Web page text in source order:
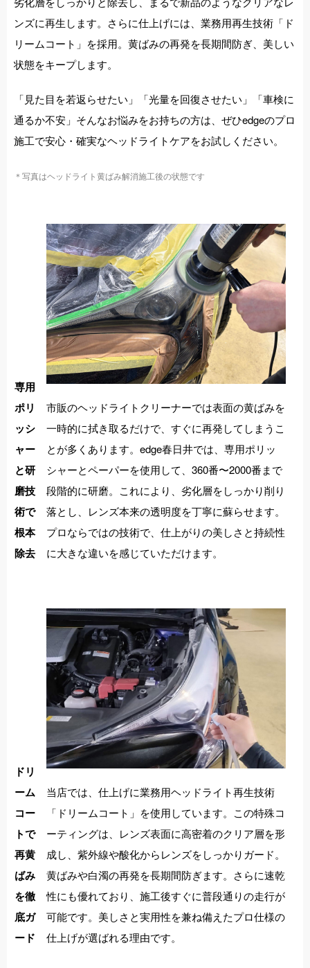
ンズに再生します。さらに仕上げには、業務用再生技術「ド
リームコート」を採用。黄ばみの再発を長期間防ぎ、美しい
状態をキープします。
「見た目を若返らせたい」「光量を回復させたい」「車検に
通るか不安」そんなお悩みをお持ちの方は、ぜひedgeのプロ
施工で安心・確実なヘッドライトケアをお試しください。
＊写真はヘッドライト黄ばみ解消施工後の状態です
専用
ポリ
ッシ
ャー
と研
磨技
術で
根本
除去
市販のヘッドライトクリーナーでは表面の黄ばみを
一時的に拭き取るだけで、すぐに再発してしまうこ
とが多くあります。edge春日井では、専用ポリッ
シャーとペーパーを使用して、360番〜2000番まで
段階的に研磨。これにより、劣化層をしっかり削り
落とし、レンズ本来の透明度を丁寧に蘇らせます。
プロならではの技術で、仕上がりの美しさと持続性
に大きな違いを感じていただけます。
ドリ
ーム
コー
トで
再黄
ばみ
を徹
底ガ
ード
当店では、仕上げに業務用ヘッドライト再生技術
「ドリームコート」を使用しています。この特殊コ
ーティングは、レンズ表面に高密着のクリア層を形
成し、紫外線や酸化からレンズをしっかりガード。
黄ばみや白濁の再発を長期間防ぎます。さらに速乾
性にも優れており、施工後すぐに普段通りの走行が
可能です。美しさと実用性を兼ね備えたプロ仕様の
仕上げが選ばれる理由です。